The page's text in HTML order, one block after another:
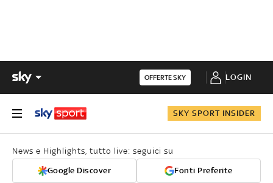
OFFERTE SKY LOGIN
SKY SPORT INSIDER
News e Highlights, tutto live: seguici su
Google Discover Fonti Preferite